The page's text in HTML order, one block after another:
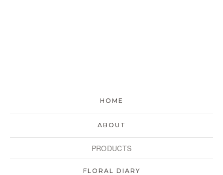
HOME
ABOUT
PRODUCTS
FLORAL DIARY